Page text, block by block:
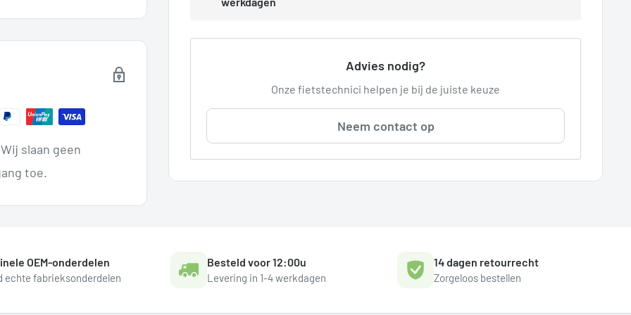
Advies nodig?
Onze fietstechnici helpen je bij de juiste keuze
Neem contact op
slaan geen
toe.
OEM-onderdelen
echte fabrieksonderdelen
Besteld voor 12:00u
Levering in 1-4 werkdagen
14 dagen retourrecht
Zorgeloos bestellen